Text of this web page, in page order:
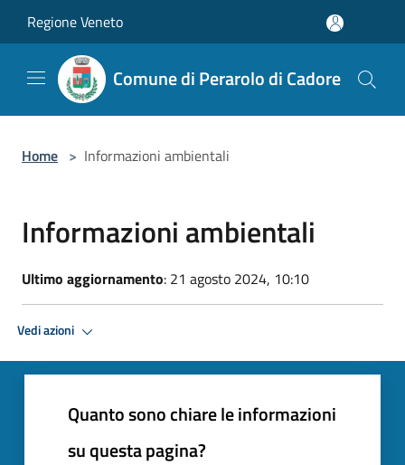
Regione Veneto
Comune di Perarolo di Cadore
Home > Informazioni ambientali
Informazioni ambientali
Ultimo aggiornamento: 21 agosto 2024, 10:10
Vedi azioni
Quanto sono chiare le informazioni
su questa pagina?